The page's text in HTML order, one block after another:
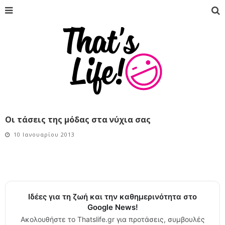
Οι τάσεις της μόδας στα νύχια σας
10 Ιανουαρίου 2013
Ιδέες για τη ζωή και την καθημερινότητα στο
Google News!
Ακολουθήστε το Thatslife.gr για προτάσεις, συμβουλές